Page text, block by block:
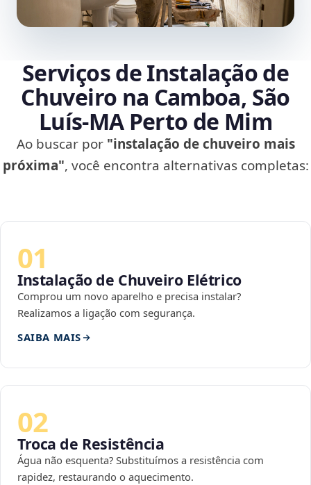
Serviços de Instalação de
Chuveiro na Camboa, São
Luís‑MA Perto de Mim
Ao buscar por "instalação de chuveiro mais
próxima", você encontra alternativas completas:
01
Instalação de Chuveiro Elétrico
Comprou um novo aparelho e precisa instalar?
Realizamos a ligação com segurança.
SAIBA MAIS
02
Troca de Resistência
Água não esquenta? Substituímos a resistência com
rapidez, restaurando o aquecimento.